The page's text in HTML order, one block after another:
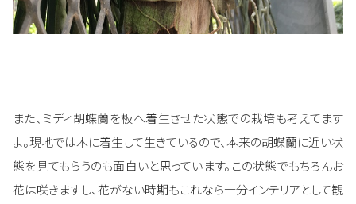
また、ミディ胡蝶蘭を板へ着生させた状態での栽培も考えてます
よ。現地では木に着生して生きているので、本来の胡蝶蘭に近い状
態を見てもらうのも面白いと思っています。この状態でもちろんお
花は咲きますし、花がない時期もこれなら十分インテリアとして観